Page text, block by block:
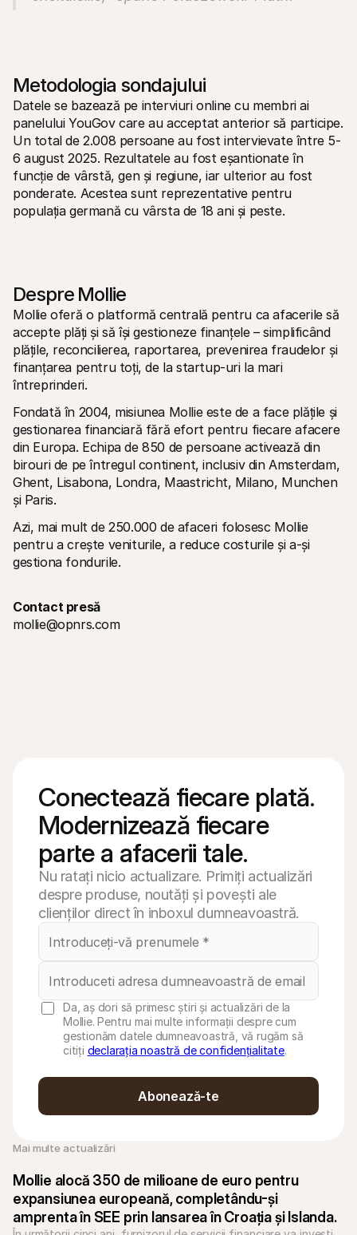
Metodologia sondajului
Datele se bazează pe interviuri online cu membri ai
panelului YouGov care au acceptat anterior să participe.
Un total de 2.008 persoane au fost intervievate între 5-
6 august 2025. Rezultatele au fost eșantionate în
funcție de vârstă, gen și regiune, iar ulterior au fost
ponderate. Acestea sunt reprezentative pentru
populația germană cu vârsta de 18 ani și peste.
Despre Mollie
Mollie oferă o platformă centrală pentru ca afacerile să
accepte plăți și să își gestioneze finanțele – simplificând
plățile, reconcilierea, raportarea, prevenirea fraudelor și
finanțarea pentru toți, de la startup-uri la mari
întreprinderi.
Fondată în 2004, misiunea Mollie este de a face plățile și
gestionarea financiară fără efort pentru fiecare afacere
din Europa. Echipa de 850 de persoane activează din
birouri de pe întregul continent, inclusiv din Amsterdam,
Ghent, Lisabona, Londra, Maastricht, Milano, Munchen
și Paris.
Azi, mai mult de 250.000 de afaceri folosesc Mollie
pentru a crește veniturile, a reduce costurile și a-și
gestiona fondurile.
Contact presă
mollie@opnrs.com
Conectează fiecare plată.
Modernizează fiecare
parte a afacerii tale.
Nu ratați nicio actualizare. Primiți actualizări
despre produse, noutăți și povești ale
clienților direct în inboxul dumneavoastră.
Da, aș dori să primesc știri și actualizări de la
Mollie. Pentru mai multe informații despre cum
gestionăm datele dumneavoastră, vă rugăm să
citiți declarația noastră de confidențialitate.
Abonează-te
Mai multe actualizări
Mollie alocă 350 de milioane de euro pentru
expansiunea europeană, completându-și
amprenta în SEE prin lansarea în Croația și Islanda.